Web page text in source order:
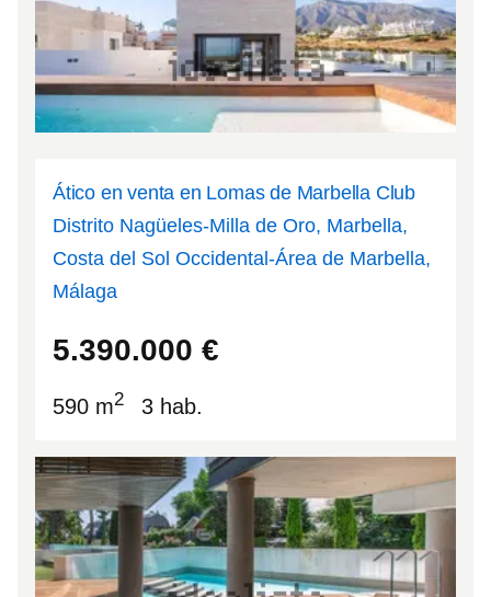
Ático en venta en Lomas de Marbella Club
Distrito Nagüeles-Milla de Oro, Marbella,
Costa del Sol Occidental-Área de Marbella,
Málaga
5.390.000 €
590 m2 3 hab.